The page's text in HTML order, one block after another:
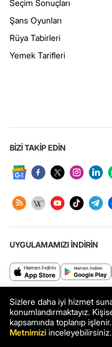
Seçim Sonuçları
Şans Oyunları
Rüya Tabirleri
Yemek Tarifleri
BİZİ TAKİP EDİN
UYGULAMAMIZI İNDİRİN
Haberler.com: Türkiye’nin
ve en güncel gelişmeler
Sizlere daha iyi hizmet
konumlandırmaktayız.
kapsamında toplanıp
Metnimizi inceleyebilirsiniz.